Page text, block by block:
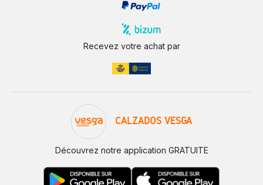
Recevez votre achat par
CALZADOS VESGA
Découvrez notre application GRATUITE